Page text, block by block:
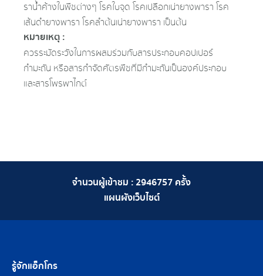
ราน้ำค้างในพืชต่างๆ โรคใบจุด โรคเปลือกเน่ายางพารา โรค
เส้นดำยางพารา โรคลำต้นเน่ายางพารา เป็นต้น
หมายเหตุ :
ควรระมัดระวังในการผสมร่วมกับสารประกอบคอปเปอร์
กำมะถัน หรือสารกำจัดศัตรพืชที่มีกำมะถันเป็นองค์ประกอบ
และสารโพรพาไกต์
จำนวนผู้เข้าชม :2946757 ครั้ง
แผนผังเว็บไซต์
รู้จักแอ็กโกร